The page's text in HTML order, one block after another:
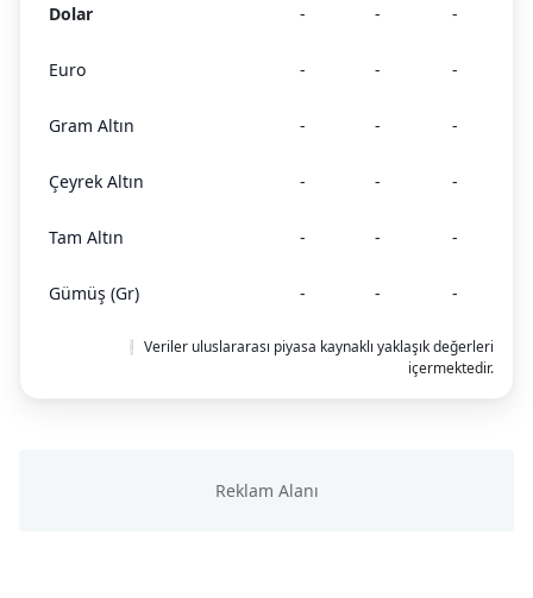
Dolar - - -
Euro - - -
Gram Altın - - -
Çeyrek Altın - - -
Tam Altın - - -
Gümüş (Gr) - - -
❕ Veriler uluslararası piyasa kaynaklı yaklaşık değerleri
içermektedir.